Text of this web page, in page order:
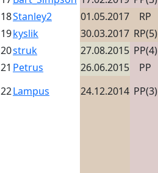
18Stanley2 01.05.2017 RP
19kyslik 30.03.2017 RP(5)
20struk 27.08.2015 PP(4)
21 Petrus 26.06.2015 PP
22Lampus 24.12.2014 PP(3)